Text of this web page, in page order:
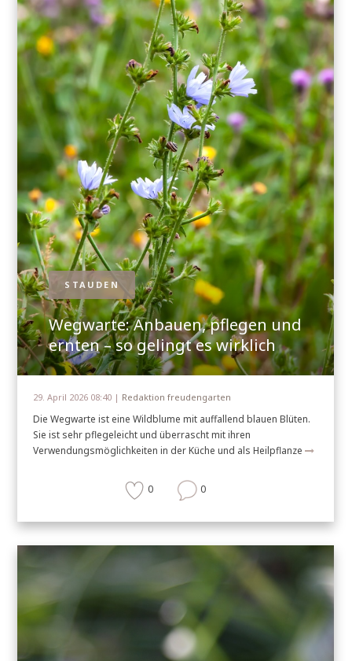
STAUDEN
Wegwarte: Anbauen, pflegen und
ernten – so gelingt es wirklich
29. April 2026 08:40 | Redaktion freudengarten
Die Wegwarte ist eine Wildblume mit auffallend blauen Blüten.
Sie ist sehr pflegeleicht und überrascht mit ihren
Verwendungsmöglichkeiten in der Küche und als Heilpflanze
0 0